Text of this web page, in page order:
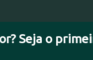
Seja o